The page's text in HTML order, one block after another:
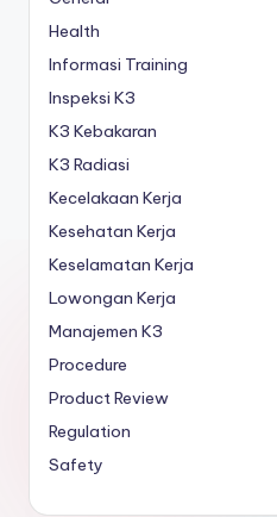
Health
Informasi Training
Inspeksi K3
K3 Kebakaran
K3 Radiasi
Kecelakaan Kerja
Kesehatan Kerja
Keselamatan Kerja
Lowongan Kerja
Manajemen K3
Procedure
Product Review
Regulation
Safety